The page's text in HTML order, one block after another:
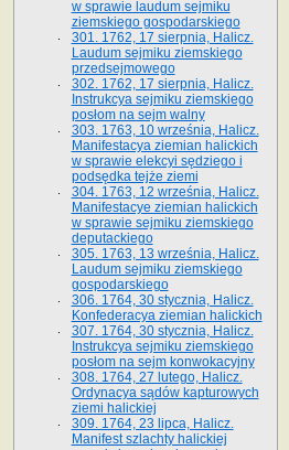
w sprawie laudum sejmiku
ziemskiego gospodarskiego
301. 1762, 17 sierpnia, Halicz.
Laudum sejmiku ziemskiego
przedsejmowego
302. 1762, 17 sierpnia, Halicz.
Instrukcya sejmiku ziemskiego
posłom na sejm walny
303. 1763, 10 września, Halicz.
Manifestacya ziemian halickich
w sprawie elekcyi sędziego i
podsędka tejże ziemi
304. 1763, 12 września, Halicz.
Manifestacye ziemian halickich
w sprawie sejmiku ziemskiego
deputackiego
305. 1763, 13 września, Halicz.
Laudum sejmiku ziemskiego
gospodarskiego
306. 1764, 30 stycznia, Halicz.
Konfederacya ziemian halickich
307. 1764, 30 stycznia, Halicz.
Instrukcya sejmiku ziemskiego
posłom na sejm konwokacyjny
308. 1764, 27 lutego, Halicz.
Ordynacya sądów kapturowych
ziemi halickiej
309. 1764, 23 lipca, Halicz.
Manifest szlachty halickiej